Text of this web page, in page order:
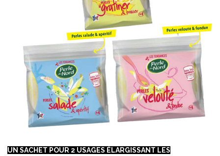
UN SACHET POUR 2 USAGES ÉLARGISSANT LES